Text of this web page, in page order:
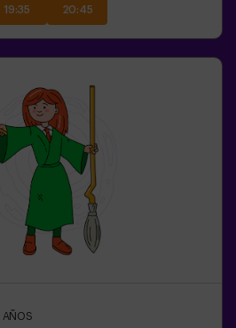
19:35 20:45
AÑOS